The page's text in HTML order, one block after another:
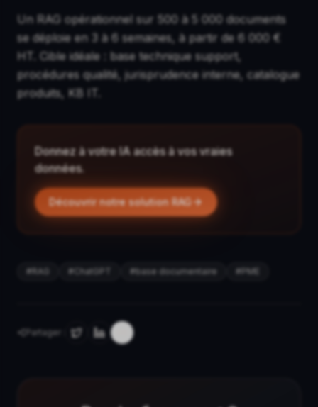
Un RAG opérationnel sur 500 à 5 000 documents
se déploie en 3 à 6 semaines, à partir de 6 000 €
HT. Cible idéale : base technique support,
procédures qualité, jurisprudence interne, catalogue
produits, KB IT.
Donnez à votre IA accès à vos vraies
données.
Découvrir notre solution RAG
#RAG # ChatGPT #base documentaire # PME
Partager :